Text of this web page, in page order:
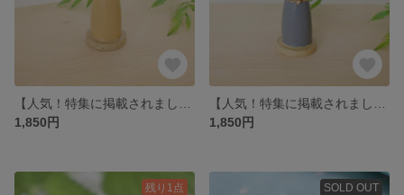
1,850円
1,850円
残り1点 SOLD OUT